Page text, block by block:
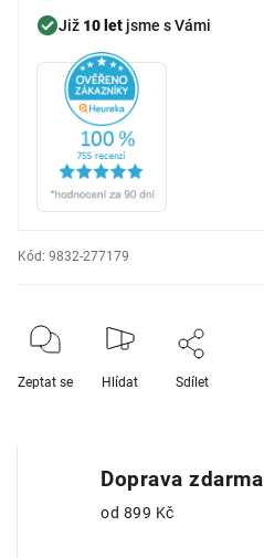
Již 10 let jsme s Vámi
Kód: 9832-277179
Zeptat se Hlídat Sdílet
Doprava zdarma
od 899 Kč